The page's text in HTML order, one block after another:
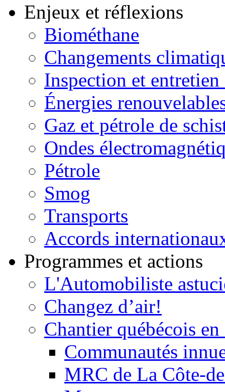
Enjeux et réflexions
Biométhane
Changements
Inspection et entretien
Énergies
Gaz et pétrole de
Ondes
Pétrole
Smog
Transports
Accords
Programmes et actions
L'Automobiliste
Changez d’air!
Chantier québécois
Communautés
MRC de La Côte-